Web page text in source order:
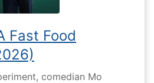
Fast Food
comedian Mo